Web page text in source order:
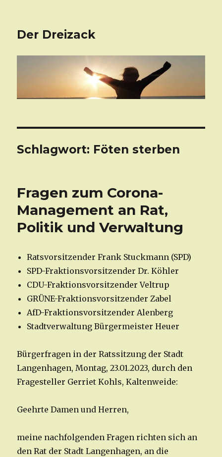
Der Dreizack
Schlagwort: Föten sterben
Fragen zum Corona-
Management an Rat,
Politik und Verwaltung
Ratsvorsitzender Frank Stuckmann (SPD)
SPD-Fraktionsvorsitzender Dr. Köhler
CDU-Fraktionsvorsitzender Veltrup
GRÜNE-Fraktionsvorsitzender Zabel
AfD-Fraktionsvorsitzender Alenberg
Stadtverwaltung Bürgermeister Heuer
Bürgerfragen in der Ratssitzung der Stadt
Langenhagen, Montag, 23.01.2023, durch den
Fragesteller Gerriet Kohls, Kaltenweide:
Geehrte Damen und Herren,
meine nachfolgenden Fragen richten sich an
den Rat der Stadt Langenhagen, an die